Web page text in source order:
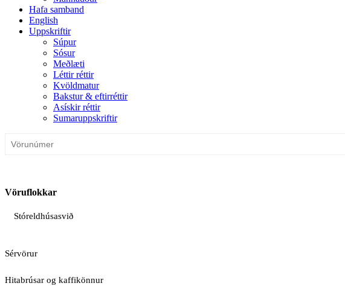
Hafa samband
English
Uppskriftir
Súpur
Sósur
Meðlæti
Léttir réttir
Kvöldmatur
Bakstur & eftirréttir
Asískir réttir
Sumaruppskriftir
Vöruflokkar
Stóreldhúsasvið
Sérvörur
Hitabrúsar og kaffikönnur